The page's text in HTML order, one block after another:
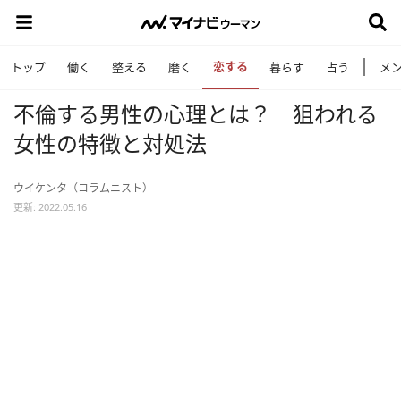
トップ 働く 整える 磨く 恋する 暮らす 占う メ
不倫する男性の心理とは？ 狙われる
女性の特徴と対処法
ウイケンタ（コラムニスト）
更新: 2022.05.16